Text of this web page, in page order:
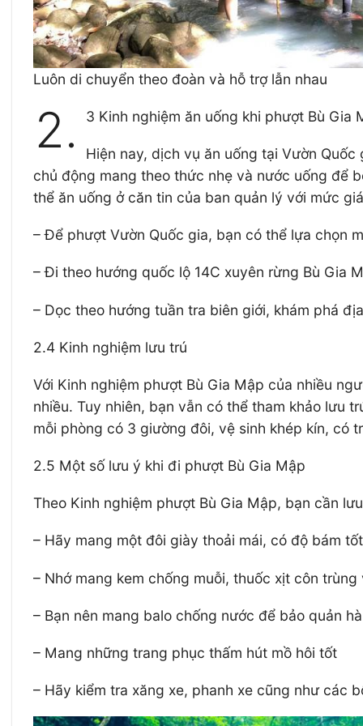
Luôn di chuyển theo đoàn và hỗ trợ lẫn nhau
2. 3 Kinh nghiệm ăn uống khi phượt Bù Gia
Hiện nay, dịch vụ ăn uống tại Vườn
chủ động mang theo thức nhẹ và nước uống để
thể ăn uống ở căn tin của ban quản lý với mức
– Để phượt Vườn Quốc gia, bạn có thể lựa chọn
– Đi theo hướng quốc lộ 14C xuyên rừng Bù Gia
– Dọc theo hướng tuần tra biên giới, khám phá
2.4 Kinh nghiệm lưu trú
Với Kinh nghiệm phượt Bù Gia Mập của nhiều
nhiều. Tuy nhiên, bạn vẫn có thể tham khảo lưu
mỗi phòng có 3 giường đôi, vệ sinh khép kín, có
2.5 Một số lưu ý khi đi phượt Bù Gia Mập
Theo Kinh nghiệm phượt Bù Gia Mập, bạn cần
– Hãy mang một đôi giày thoải mái, có độ bám
– Nhớ mang kem chống muỗi, thuốc xịt côn
– Bạn nên mang balo chống nước để bảo quản
– Mang những trang phục thấm hút mồ hôi tốt
– Hãy kiểm tra xăng xe, phanh xe cũng như các